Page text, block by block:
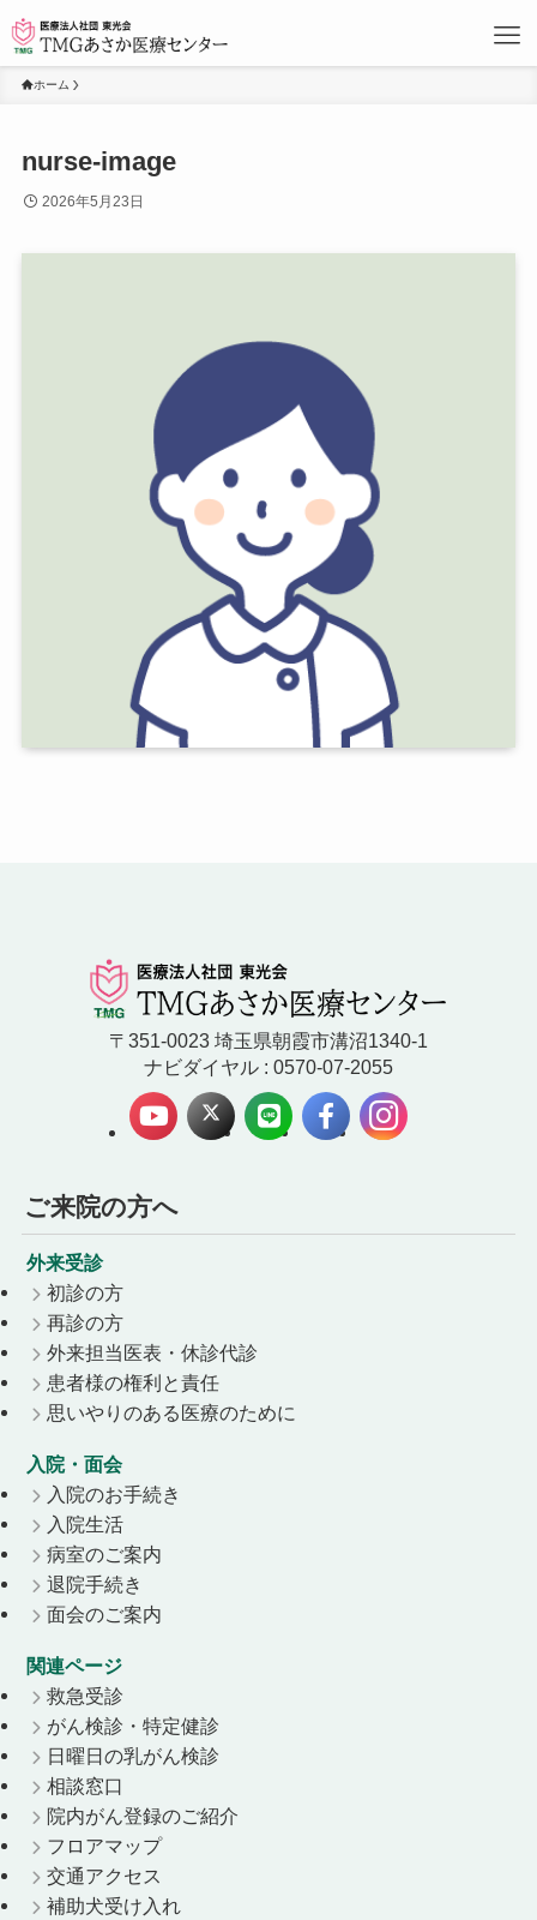
ホーム
nurse-image
2026年5月23日
〒351-0023 埼玉県朝霞市溝沼1340-1
ナビダイヤル : 0570-07-2055
ご来院の方へ
外来受診
初診の方
再診の方
外来担当医表・休診代診
患者様の権利と責任
思いやりのある医療のために
入院・面会
入院のお手続き
入院生活
病室のご案内
退院手続き
面会のご案内
関連ページ
救急受診
がん検診・特定健診
日曜日の乳がん検診
相談窓口
院内がん登録のご紹介
フロアマップ
交通アクセス
補助犬受け入れ